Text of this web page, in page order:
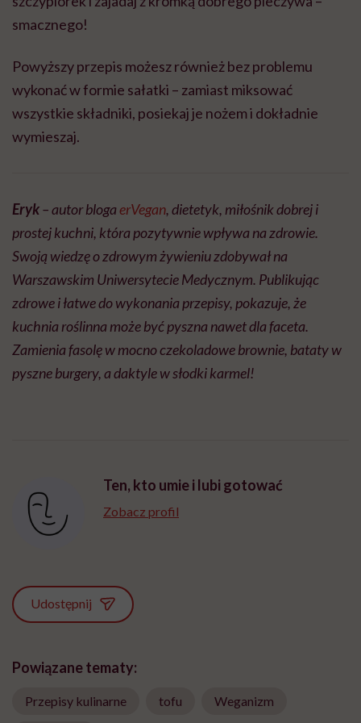
smacznego!
Powyższy przepis możesz również bez problemu
wykonać w formie sałatki – zamiast miksować
wszystkie składniki, posiekaj je nożem i dokładnie
wymieszaj.
Eryk– autor blogaerVegan, dietetyk, miłośnik dobrej i
prostej kuchni, która pozytywnie wpływa na zdrowie.
Swoją wiedzę o zdrowym żywieniu zdobywał na
Warszawskim Uniwersytecie Medycznym. Publikując
zdrowe i łatwe do wykonania przepisy, pokazuje, że
kuchnia roślinna może być pyszna nawet dla faceta.
Zamienia fasolę w mocno czekoladowe brownie, bataty w
pyszne burgery, a daktyle w słodki karmel!​
Ten, kto umie i lubi gotować
Zobacz profil
Udostępnij
Powiązane tematy:
Przepisy kulinarne tofu Weganizm